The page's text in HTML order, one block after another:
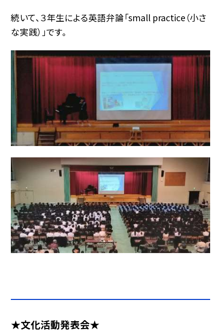
続いて、３年生による英語弁論「small practice（小さ
な実践）」です。
★文化活動発表会★